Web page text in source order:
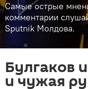
Самые острые
комментарии
Sputnik Молдова.
Булгаков
и чужая